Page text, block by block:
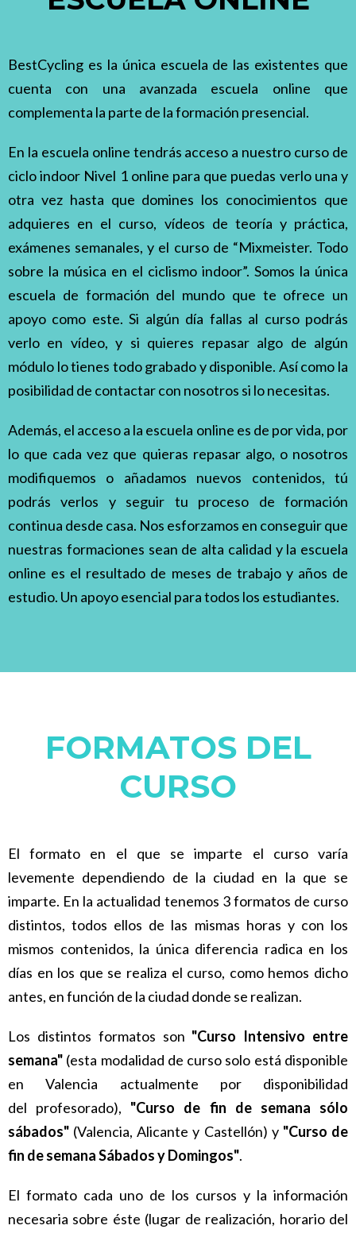
BestCycling es la única escuela de las existentes que
cuenta con una avanzada escuela online que
complementa la parte de la formación presencial.
En la escuela online tendrás acceso a nuestro curso de
ciclo indoor Nivel 1 online para que puedas verlo una y
otra vez hasta que domines los conocimientos que
adquieres en el curso, vídeos de teoría y práctica,
exámenes semanales, y el curso de “Mixmeister. Todo
sobre la música en el ciclismo indoor”. Somos la única
escuela de formación del mundo que te ofrece un
apoyo como este. Si algún día fallas al curso podrás
verlo en vídeo, y si quieres repasar algo de algún
módulo lo tienes todo grabado y disponible. Así como la
posibilidad de contactar con nosotros si lo necesitas.
Además, el acceso a la escuela online es de por vida, por
lo que cada vez que quieras repasar algo, o nosotros
modifiquemos o añadamos nuevos contenidos, tú
podrás verlos y seguir tu proceso de formación
continua desde casa. Nos esforzamos en conseguir que
nuestras formaciones sean de alta calidad y la escuela
online es el resultado de meses de trabajo y años de
estudio. Un apoyo esencial para todos los estudiantes.
FORMATOS DEL
CURSO
El formato en el que se imparte el curso varía
levemente dependiendo de la ciudad en la que se
imparte. En la actualidad tenemos 3 formatos de curso
distintos, todos ellos de las mismas horas y con los
mismos contenidos, la única diferencia radica en los
días en los que se realiza el curso, como hemos dicho
antes, en función de la ciudad donde se realizan.
Los distintos formatos son "Curso Intensivo entre
semana" (esta modalidad de curso solo está disponible
en Valencia actualmente por disponibilidad
del profesorado), "Curso de fin de semana sólo
sábados" (Valencia, Alicante y Castellón) y "Curso de
fin de semana Sábados y Domingos".
El formato cada uno de los cursos y la información
necesaria sobre éste (lugar de realización, horario del